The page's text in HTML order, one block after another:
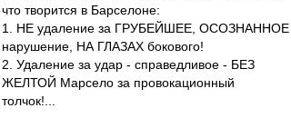
что творится в Барселоне:
1. НЕ удаление за ГРУБЕЙШЕЕ, ОСОЗНАННОЕ
нарушение, НА ГЛАЗАХ бокового!
2. Удаление за удар - справедливое - БЕЗ
ЖЕЛТОЙ Марсело за провокационный
толчок!...